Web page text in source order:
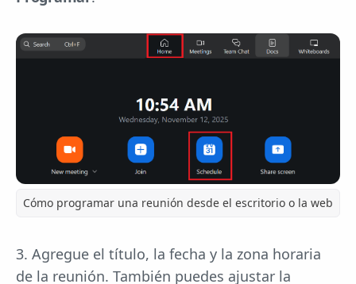
Cómo programar una reunión desde el escritorio o la web
3. Agregue el título, la fecha y la zona horaria
de la reunión. También puedes ajustar la